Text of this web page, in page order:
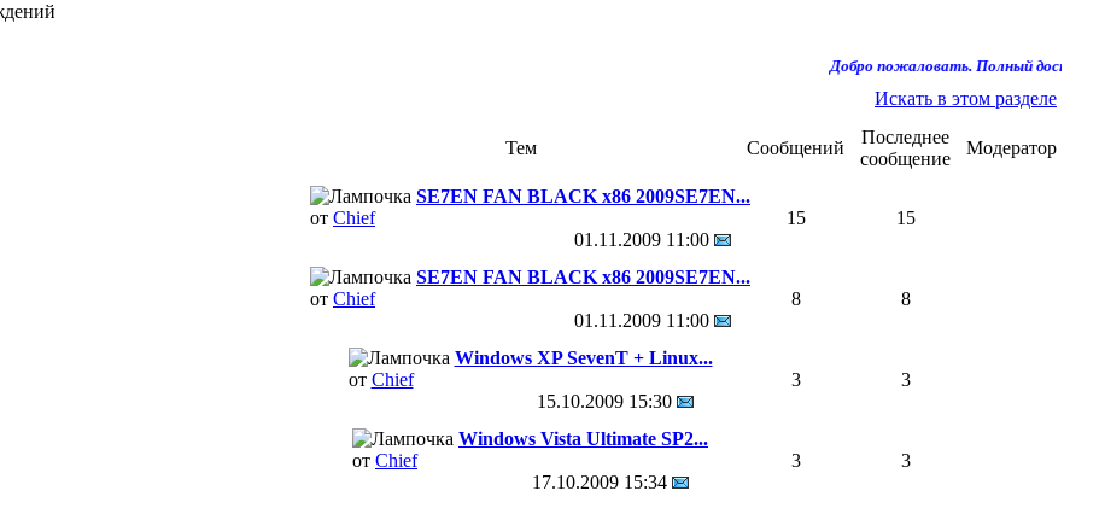
Добро пожаловать. Полный доступ к
Искать в этом разделе
Тем Сообщений
Последнее
сообщение
Модератор
SE7EN FAN BLACK x86 2009SE7EN...
от Chief
01.11.2009 11:00
15 15
SE7EN FAN BLACK x86 2009SE7EN...
от Chief
01.11.2009 11:00
8 8
Windows XP SevenT + Linux...
от Chief
15.10.2009 15:30
3 3
Windows Vista Ultimate SP2...
от Chief
17.10.2009 15:34
3 3